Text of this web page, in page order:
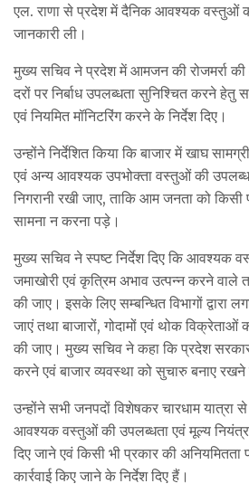
एल. राणा से प्रदेश में दैनिक आवश्यक वस्तुओं
जानकारी ली।
मुख्य सचिव ने प्रदेश में आमजन की रोजमर्रा
दरों पर निर्बाध उपलब्धता सुनिश्चित करने हेतु
एवं नियमित मॉनिटरिंग करने के निर्देश दिए।
उन्होंने निर्देशित किया कि बाजार में खाघ
एवं अन्य आवश्यक उपभोक्ता वस्तुओं की
निगरानी रखी जाए, ताकि आम जनता को
सामना न करना पड़े।
मुख्य सचिव ने स्पष्ट निर्देश दिए कि आवश्यक
जमाखोरी एवं कृत्रिम अभाव उत्पन्न करने वाले
की जाए। इसके लिए सम्बन्धित विभागों द्वारा
जाएं तथा बाजारों, गोदामों एवं थोक विक्रेताओं
की जाए। मुख्य सचिव ने कहा कि प्रदेश
करने एवं बाजार व्यवस्था को सुचारु बनाए रखने
उन्होंने सभी जनपदों विशेषकर चारधाम यात्रा
आवश्यक वस्तुओं की उपलब्धता एवं मूल्य
दिए जाने एवं किसी भी प्रकार की अनियमितता
कार्रवाई किए जाने के निर्देश दिए हैं।